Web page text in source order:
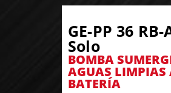
GE-PP 36 RB-
Solo
BOMBA
AGUAS LIMPIAS
BATERÍA